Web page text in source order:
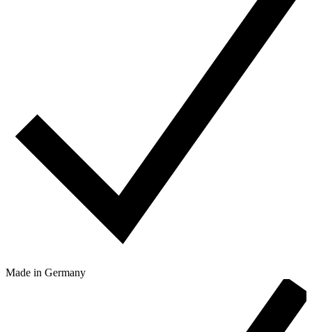
Made in Germany